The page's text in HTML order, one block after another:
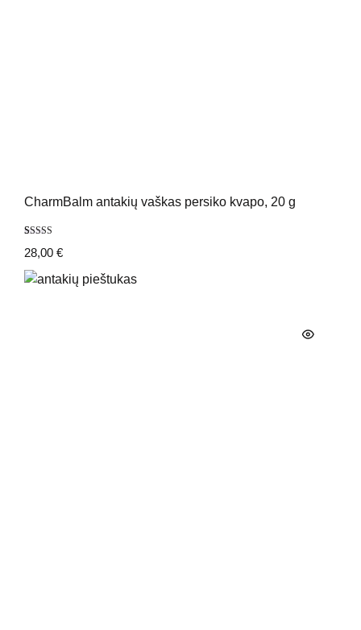
CharmBalm antakių vaškas persiko kvapo, 20 g
4.88iš 5
įvertinimų: )
28,00 €